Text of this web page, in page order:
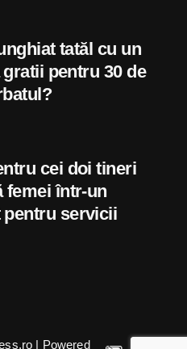
tatăl cu un
pentru 30 de
cei doi tineri
femei într-un
servicii
| Powered